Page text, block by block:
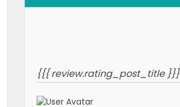
{{{ review.rating_post_title }}}